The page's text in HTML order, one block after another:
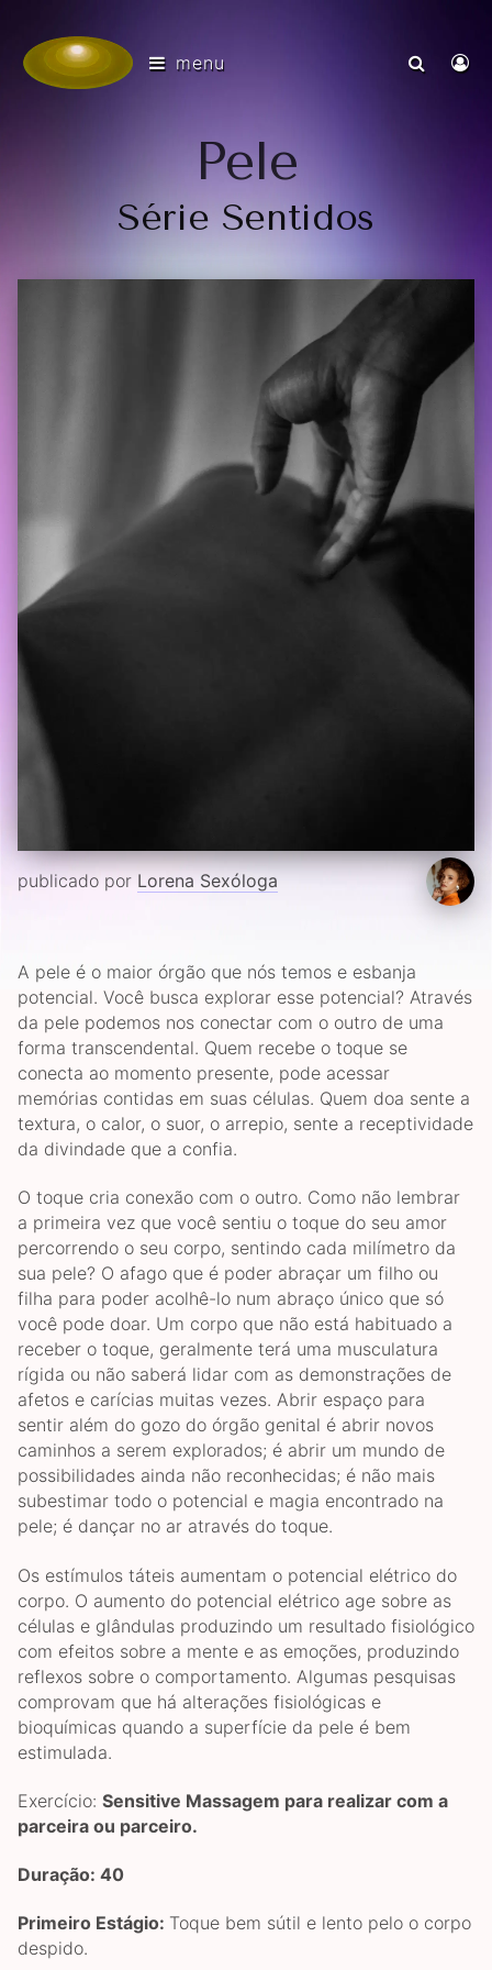
menu
Pele
Série Sentidos
publicado por Lorena Sexóloga
A pele é o maior órgão que nós temos e esbanja
potencial. Você busca explorar esse potencial? Através
da pele podemos nos conectar com o outro de uma
forma transcendental. Quem recebe o toque se
conecta ao momento presente, pode acessar
memórias contidas em suas células. Quem doa sente a
textura, o calor, o suor, o arrepio, sente a receptividade
da divindade que a confia.
O toque cria conexão com o outro. Como não lembrar
a primeira vez que você sentiu o toque do seu amor
percorrendo o seu corpo, sentindo cada milímetro da
sua pele? O afago que é poder abraçar um filho ou
filha para poder acolhê-lo num abraço único que só
você pode doar. Um corpo que não está habituado a
receber o toque, geralmente terá uma musculatura
rígida ou não saberá lidar com as demonstrações de
afetos e carícias muitas vezes. Abrir espaço para
sentir além do gozo do órgão genital é abrir novos
caminhos a serem explorados; é abrir um mundo de
possibilidades ainda não reconhecidas; é não mais
subestimar todo o potencial e magia encontrado na
pele; é dançar no ar através do toque.
Os estímulos táteis aumentam o potencial elétrico do
corpo. O aumento do potencial elétrico age sobre as
células e glândulas produzindo um resultado fisiológico
com efeitos sobre a mente e as emoções, produzindo
reflexos sobre o comportamento. Algumas pesquisas
comprovam que há alterações fisiológicas e
bioquímicas quando a superfície da pele é bem
estimulada.
Exercício: Sensitive Massagem para realizar com a
parceira ou parceiro.
Duração: 40
Primeiro Estágio: Toque bem sútil e lento pelo o corpo
despido.